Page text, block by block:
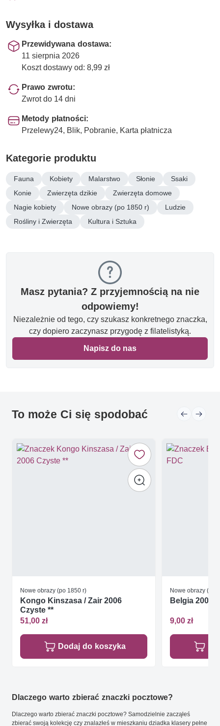
Wysyłka i dostawa
Przewidywana dostawa:
11 sierpnia 2026
Koszt dostawy od: 8,99 zł
Prawo zwrotu:
Zwrot do 14 dni
Metody płatności:
Przelewy24, Blik, Pobranie, Karta płatnicza
Kategorie produktu
Fauna Kobiety Malarstwo Słonie
Ssaki
Konie
Zwierzęta dzikie
Zwierzęta domowe
Nagie kobiety
Nowe obrazy (po 1850 r)
Ludzie
Rośliny i Zwierzęta
Kultura i Sztuka
Masz pytania? Z przyjemnością na nie
odpowiemy!
Niezależnie od tego, czy szukasz konkretnego znaczka,
czy dopiero zaczynasz przygodę z filatelistyką.
Napisz do nas
To może Ci się spodobać
Nowe obrazy (po 1850 r)
Kongo Kinszasa / Zair 2006
Czyste **
51,00 zł
Dodaj do koszyka
Nowe obrazy (po
Belgia 2000
9,00 zł
Dlaczego warto zbierać znaczki pocztowe?
Dlaczego warto zbierać znaczki pocztowe? Samodzielnie zacząłeś
zbierać swoją kolekcję czy znalazłeś w mieszkaniu dziadka klasery pełne